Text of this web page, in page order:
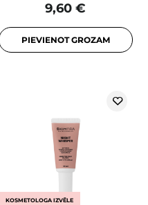
9,60 €
PIEVIENOT GROZAM
KOSMETOLOGA IZVĒLE